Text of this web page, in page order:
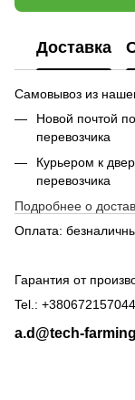
Доставка
Самовывоз из
Новой почтой
перевозчика
Курьером к
перевозчика
Подробнее о
Оплата:
Гарантия от
Tel.: +380672157044
a.d@tech-